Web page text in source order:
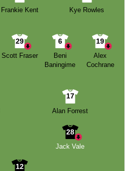
Frankie Kent Kye Rowles
29
Scott Fraser
6
Beni
Baningime
19
Alex
Cochrane
17
Alan Forrest
28
Jack Vale
12